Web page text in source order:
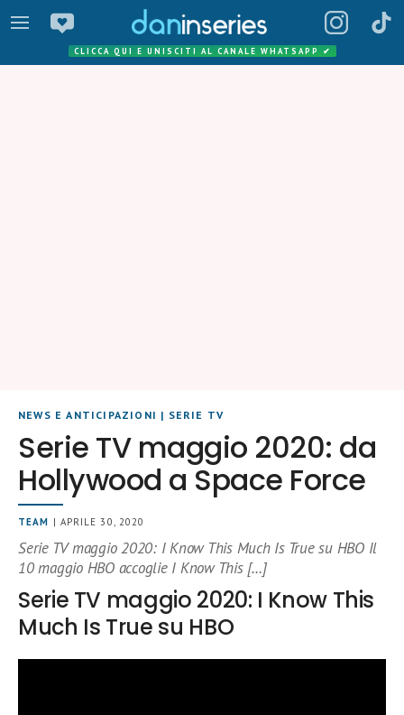
CLICCA QUI E UNISCITI AL CANALE WHATSAPP ✔
NEWS E ANTICIPAZIONI | SERIE TV
Serie TV maggio 2020: da
Hollywood a Space Force
TEAM | APRILE 30, 2020
Serie TV maggio 2020: I Know This Much Is True su HBO Il
10 maggio HBO accoglie I Know This […]
Serie TV maggio 2020: I Know This
Much Is True su HBO